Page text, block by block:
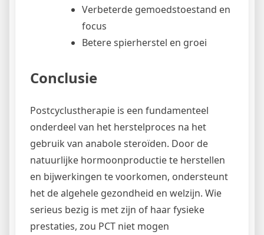
Verbeterde gemoedstoestand en
focus
Betere spierherstel en groei
Conclusie
Postcyclustherapie is een fundamenteel
onderdeel van het herstelproces na het
gebruik van anabole steroïden. Door de
natuurlijke hormoonproductie te herstellen
en bijwerkingen te voorkomen, ondersteunt
het de algehele gezondheid en welzijn. Wie
serieus bezig is met zijn of haar fysieke
prestaties, zou PCT niet mogen